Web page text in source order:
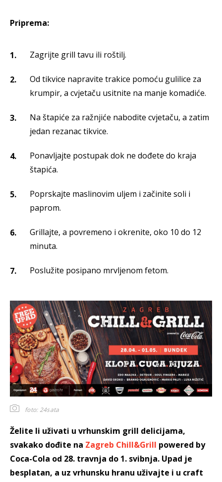
Priprema:
Zagrijte grill tavu ili roštilj.
Od tikvice napravite trakice pomoću gulilice za
krumpir, a cvjetaču usitnite na manje komadiće.
Na štapiće za ražnjiće nabodite cvjetaču, a zatim
jedan rezanac tikvice.
Ponavljajte postupak dok ne dođete do kraja
štapića.
Poprskajte maslinovim uljem i začinite soli i
paprom.
Grillajte, a povremeno i okrenite, oko 10 do 12
minuta.
Poslužite posipano mrvljenom fetom.
foto: 24sata
Želite li uživati u vrhunskim grill delicijama,
svakako dođite na Zagreb Chill&Grill powered by
Coca-Cola od 28. travnja do 1. svibnja. Upad je
besplatan, a uz vrhunsku hranu uživajte i u craft